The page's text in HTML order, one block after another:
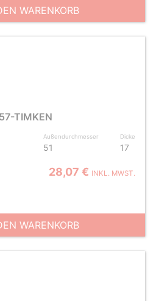
WARENKORB
TIMKEN
Außendurchmesser
51
Dicke
17
28,07 € INKL. MWST.
WARENKORB